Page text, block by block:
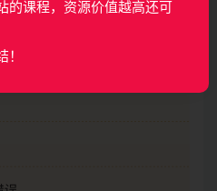
的课程，资源价值越高还可
！